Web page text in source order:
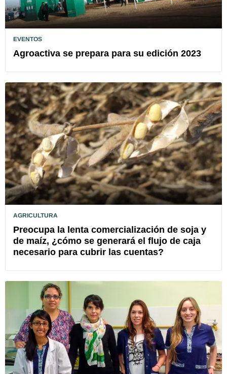
EVENTOS
Agroactiva se prepara para su edición 2023
AGRICULTURA
Preocupa la lenta comercialización de soja y
de maíz, ¿cómo se generará el flujo de caja
necesario para cubrir las cuentas?